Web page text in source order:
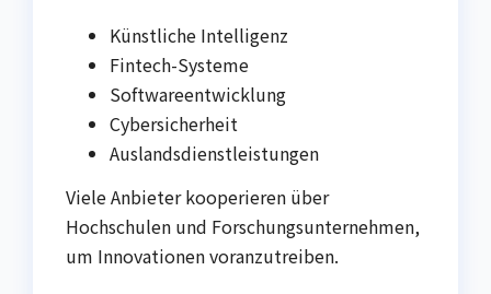
Künstliche Intelligenz
Fintech-Systeme
Softwareentwicklung
Cybersicherheit
Auslandsdienstleistungen
Viele Anbieter kooperieren über
Hochschulen und Forschungsunternehmen,
um Innovationen voranzutreiben.